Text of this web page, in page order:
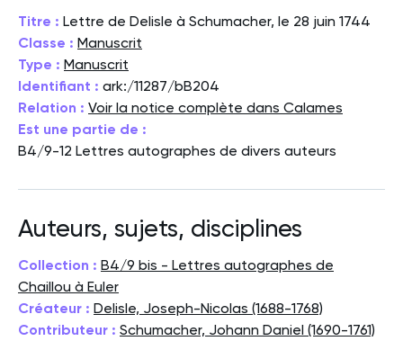
Titre : Lettre de Delisle à Schumacher, le 28 juin 1744
Classe : Manuscrit
Type : Manuscrit
Identifiant : ark:/11287/bB204
Relation : Voir la notice complète dans Calames
Est une partie de :
B4/9-12 Lettres autographes de divers auteurs
Auteurs, sujets, disciplines
Collection : B4/9 bis - Lettres autographes de
Chaillou à Euler
Créateur : Delisle, Joseph-Nicolas (1688-1768)
Contributeur : Schumacher, Johann Daniel (1690-1761)